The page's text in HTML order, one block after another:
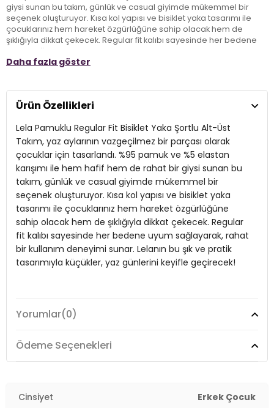
giysi sunan bu takım, günlük ve casual giyimde mükemmel bir
seçenek oluşturuyor. Kısa kol yapısı ve bisiklet yaka tasarımı ile
çocuklarınız hem hareket özgürlüğüne sahip olacak hem de
şıklığıyla dikkat çekecek. Regular fit kalıbı sayesinde her bedene
uyum sağlayarak, rahat bir kullanım deneyimi sunar. Lelanın bu şık
ve pratik tasarımıyla küçükler, yaz günlerini keyifle geçirecek!
Model:
Mevsim: Yazlık
Materyal:%95 PAMUK %5 ELESTAN
Yaka Tipi:Bisiklet Yaka
Kol Tipi:Kısa Kol
Kalıp Bilgisi:Regular Fit
Yaş Grubu:Çocuk
4DY16212008.112
Daha fazla göster
Ürün Özellikleri
Lela Pamuklu Regular Fit Bisiklet Yaka Şortlu Alt-Üst
Takım, yaz aylarının vazgeçilmez bir parçası olarak
çocuklar için tasarlandı. %95 pamuk ve %5 elastan
karışımı ile hem hafif hem de rahat bir giysi sunan bu
takım, günlük ve casual giyimde mükemmel bir
seçenek oluşturuyor. Kısa kol yapısı ve bisiklet yaka
tasarımı ile çocuklarınız hem hareket özgürlüğüne
sahip olacak hem de şıklığıyla dikkat çekecek. Regular
fit kalıbı sayesinde her bedene uyum sağlayarak, rahat
bir kullanım deneyimi sunar. Lelanın bu şık ve pratik
tasarımıyla küçükler, yaz günlerini keyifle geçirecek!
Yorumlar(0)
Ödeme Seçenekleri
Cinsiyet Erkek Çocuk